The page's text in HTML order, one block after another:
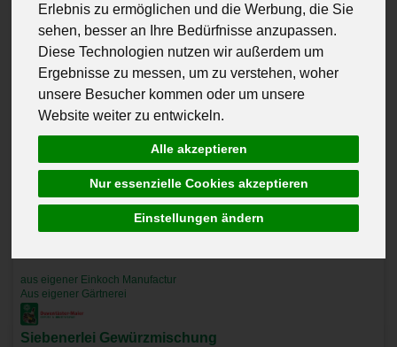
Erlebnis zu ermöglichen und die Werbung, die Sie
sehen, besser an Ihre Bedürfnisse anzupassen.
Diese Technologien nutzen wir außerdem um
Ergebnisse zu messen, um zu verstehen, woher
unsere Besucher kommen oder um unsere
Website weiter zu entwickeln.
Alle akzeptieren
Nur essenzielle Cookies akzeptieren
Einstellungen ändern
aus eigener Einkoch Manufactur
Aus eigener Gärtnerei
Siebenerlei Gewürzmischung